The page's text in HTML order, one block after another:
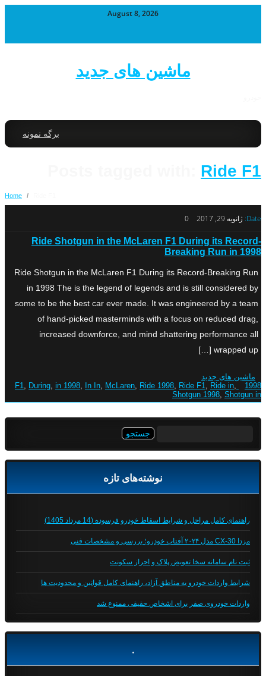
August 8, 2026
ماشین های جدید
برگه نمونه
Ride F1
Home /
Date: ژانویه 29, 2017 0
Ride Shotgun in the McLaren F1 During its Record-
Breaking Run in 1998
Ride Shotgun in the McLaren F1 During its Record-Breaking Run
in 1998 The is the legend of legends and is still considered by
some to be the best car ever made. It was engineered by a team
of hand-picked masterminds with a focus on reduced drag,
increased downforce, and mind shattering performance all
wrapped up […]
ماشین های جدید
1998 F1
, During, in 1998, In In, McLaren, Ride 1998, Ride F1, Ride in,
Shotgun 1998, Shotgun in
نوشته‌های تازه
راهنمای کامل مراحل و شرایط اسقاط خودرو فرسوده (14 مرداد 1405)
مزدا CX-30 مدل ۲۰۲۴ آفتاب خودرو؛ بررسی و مشخصات فنی
ثبت نام سامانه سخا تعویض پلاک و احراز سکونت
شرایط واردات خودرو به مناطق آزاد، راهنمای کامل قوانین و محدودیت ها
واردات خودروی صفر برای اشخاص حقیقی ممنوع شد
.